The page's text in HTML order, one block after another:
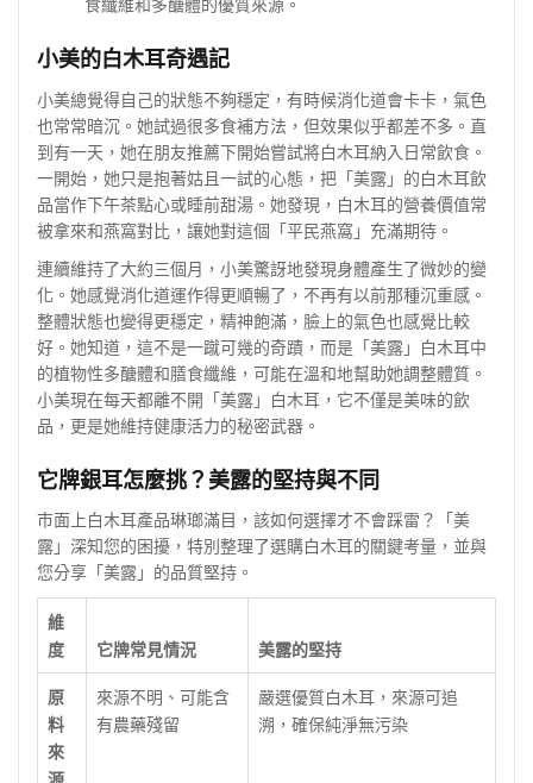
小美的白木耳奇遇記
小美總覺得自己的狀態不夠穩定，有時候消化道會卡卡，氣色
也常常暗沉。她試過很多食補方法，但效果似乎都差不多。直
到有一天，她在朋友推薦下開始嘗試將白木耳納入日常飲食。
一開始，她只是抱著姑且一試的心態，把「美露」的白木耳飲
品當作下午茶點心或睡前甜湯。她發現，白木耳的營養價值常
被拿來和燕窩對比，讓她對這個「平民燕窩」充滿期待。
連續維持了大約三個月，小美驚訝地發現身體產生了微妙的變
化。她感覺消化道運作得更順暢了，不再有以前那種沉重感。
整體狀態也變得更穩定，精神飽滿，臉上的氣色也感覺比較
好。她知道，這不是一蹴可幾的奇蹟，而是「美露」白木耳中
的植物性多醣體和膳食纖維，可能在溫和地幫助她調整體質。
小美現在每天都離不開「美露」白木耳，它不僅是美味的飲
品，更是她維持健康活力的秘密武器。
它牌銀耳怎麼挑？美露的堅持與不同
市面上白木耳產品琳瑯滿目，該如何選擇才不會踩雷？「美
露」深知您的困擾，特別整理了選購白木耳的關鍵考量，並與
您分享「美露」的品質堅持。
維
度
它牌常見情況 美露的堅持
原
料
來
來源不明、可能含
有農藥殘留
嚴選優質白木耳，來源可追
溯，確保純淨無污染